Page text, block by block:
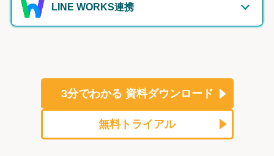
LINE WORKS連携
3分でわかる 資料ダウンロード
無料トライアル